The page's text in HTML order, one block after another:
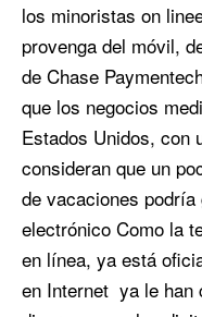
los minoristas on
provenga del móvil,
de Chase
que los negocios
Estados Unidos, con
consideran que un
de vacaciones
electrónico Como la
en línea, ya está
en Internet ya le han